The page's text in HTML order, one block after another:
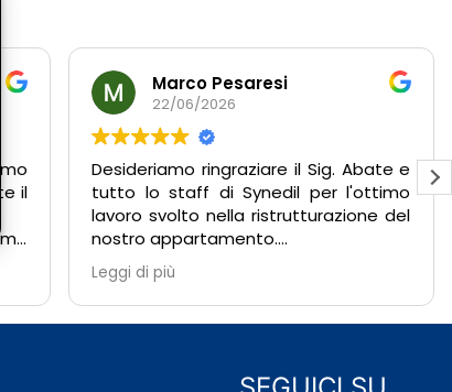
il
a
e
Marco Pesaresi
22/06/2026
Desideriamo ringraziare il Sig. Abate e
tutto lo staff di Synedil per l'ottimo
lavoro svolto nella ristrutturazione del
nostro appartamento.
Fin dal primo sopralluogo abbiamo
potuto apprezzare la professionalità,
competenza e disponibilità
dimostrate da tutto il team.
Abate è stato costantemente
Leggi di più